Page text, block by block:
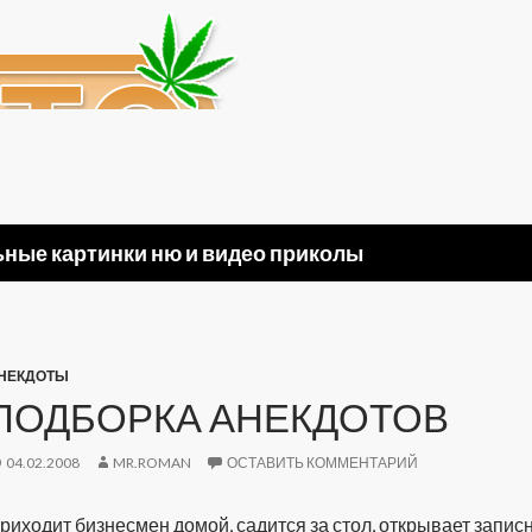
картинки ню и видео приколы
АНЕКДОТОВ
04.02.2008 MR.ROMAN ОСТАВИТЬ КОММЕНТАРИЙ
бизнесмен домой, садится за стол, открывает